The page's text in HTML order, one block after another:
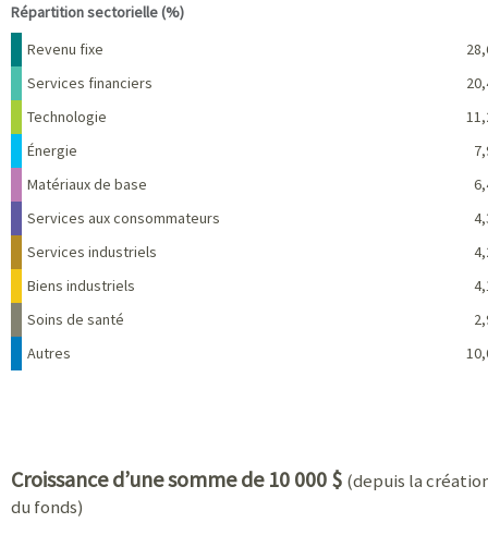
Répartition sectorielle (%)
Nom Pourcentage
Revenu fixe
Services financiers
Technologie
Énergie
Matériaux de base
Services aux consommateurs
Services industriels
Biens industriels
Soins de santé
Autres
Croissance d’une somme de 10 000 $ (depuis la
du fonds)